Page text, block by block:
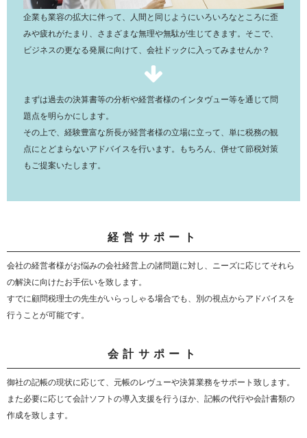
企業も業容の拡大に伴って、人間と同じようにいろいろなところに歪
みや疲れがたまり、さまざまな無理や無駄が生じてきます。そこで、
ビジネスの更なる発展に向けて、会社ドックに入ってみませんか？
まずは過去の決算書等の分析や経営者様のインタヴュー等を通じて問
題点を明らかにします。
その上で、経験豊富な所長が経営者様の立場に立って、単に税務の観
点にとどまらないアドバイスを行います。もちろん、併せて節税対策
もご提案いたします。
経営サポート
会社の経営者様がお悩みの会社経営上の諸問題に対し、ニーズに応じてそれら
の解決に向けたお手伝いを致します。
すでに顧問税理士の先生がいらっしゃる場合でも、別の視点からアドバイスを
行うことが可能です。
会計サポート
御社の記帳の現状に応じて、元帳のレヴューや決算業務をサポート致します。
また必要に応じて会計ソフトの導入支援を行うほか、記帳の代行や会計書類の
作成を致します。